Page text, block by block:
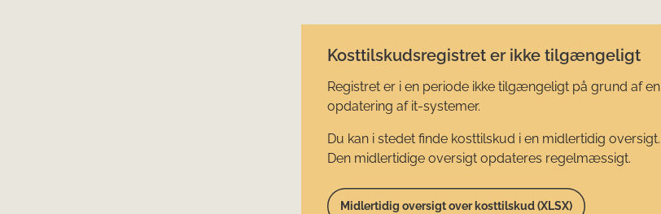
Kosttilskudsregistret er ikke tilgængeligt
Registret er i en periode ikke tilgængeligt på grund af en
opdatering af it-systemer.
Du kan i stedet finde kosttilskud i en midlertidig oversigt.
Den midlertidige oversigt opdateres regelmæssigt.
Midlertidig oversigt over kosttilskud (XLSX)